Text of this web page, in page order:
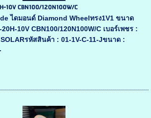
10V CBN100/120N100W/C
ไดมอนด์ Diamond Wheelทรง1V1 ขนาด
10V CBN100/120N100W/C เบอร์เพชร :
รหัสสินค้า : 01-1V-C-11-Jขนาด :